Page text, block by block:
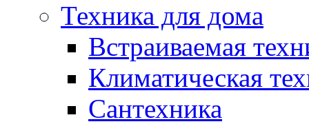
Техника для дома
Встраиваемая
Климатическая
Сантехника